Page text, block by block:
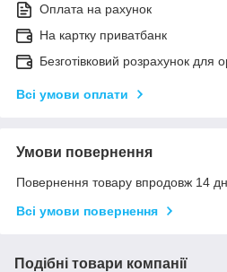
Оплата на рахунок
На картку приватбанк
Безготівковий розрахунок для
Всі умови оплати
Умови повернення
Повернення товару впродовж 14
Всі умови повернення
Подібні товари компанії